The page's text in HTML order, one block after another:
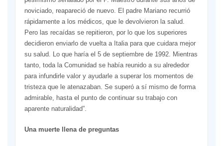
noviciado, reapareció de nuevo. El padre Mariano recurrió
rápidamente a los médicos, que le devolvieron la salud.
Pero las recaídas se repitieron, por lo que los superiores
decidieron enviarlo de vuelta a Italia para que cuidara mejor
su salud. Lo que haría el 5 de septiembre de 1992. Mientras
tanto, toda la Comunidad se había reunido a su alrededor
para infundirle valor y ayudarle a superar los momentos de
tristeza que le atenazaban. Se superó a sí mismo de forma
admirable, hasta el punto de continuar su trabajo con
aparente naturalidad”.
Una muerte llena de preguntas